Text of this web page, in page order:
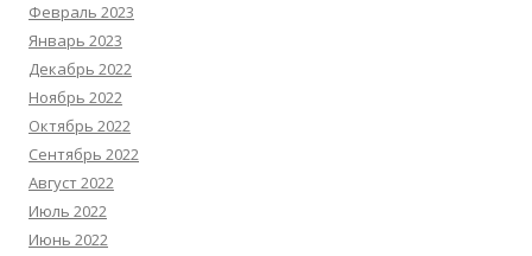
Февраль 2023
Январь 2023
Декабрь 2022
Ноябрь 2022
Октябрь 2022
Сентябрь 2022
Август 2022
Июль 2022
Июнь 2022